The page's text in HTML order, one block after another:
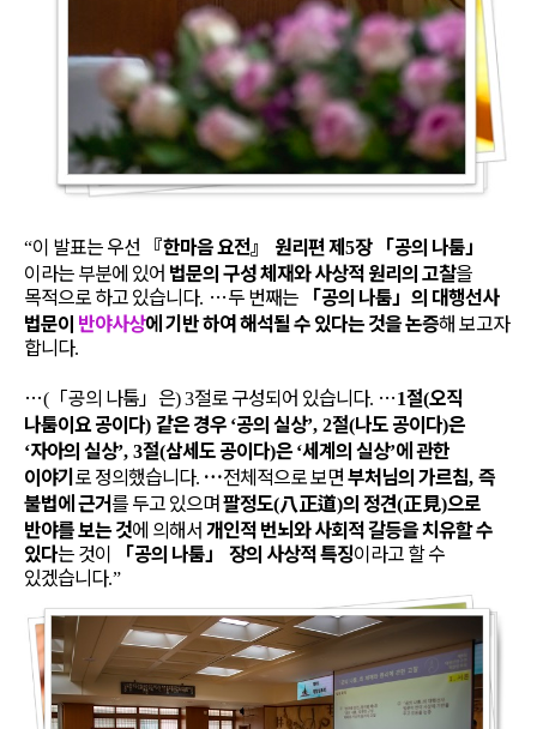
“이 발표는 우선 『한마음 요전』 원리편 제5장 「공의 나툼」
이라는 부분에 있어 법문의 구성 체재와 사상적 원리의 고찰을
목적으로 하고 있습니다. …두 번째는 「공의 나툼」 의 대행선사
법문이 반야사상에 기반 하여 해석될 수 있다는 것을 논증해 보고자
합니다.
…( 「공의 나툼」 은)3절로 구성되어 있습니다. …1절(오직
나툼이요 공이다) 같은 경우 ‘공의 실상’, 2절(나도 공이다)은
‘자아의 실상’, 3절(삼세도 공이다)은 ‘세계의 실상’에 관한
이야기로 정의했습니다. …전체적으로 보면부처님의 가르침, 즉
불법에 근거를 두고 있으며팔정도(八正道)의 정견(正見)으로
반야를 보는 것에 의해서개인적 번뇌와 사회적 갈등을 치유할 수
있다는 것이 「공의 나툼」 장의 사상적 특징이라고 할 수
있겠습니다.”